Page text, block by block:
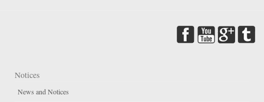
Notices
News and Notices